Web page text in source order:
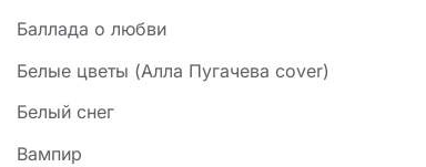
Баллада о любви
Белые цветы (Алла Пугачева cover)
Белый снег
Вампир